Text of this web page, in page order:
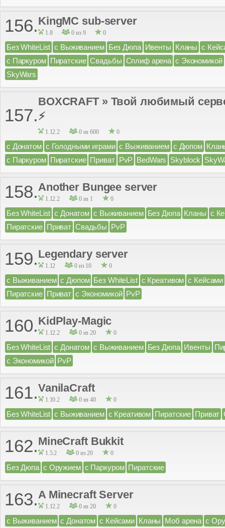
156.KingMC sub-server
1.8 0 из 9 0
Без WhiteList с Выживанием Без Дюпа Ивенты Кланы с
с Паркуром Пиратские Свадьбы Сплиф арена с Экономикой
SkyWars
157.
BOXCRAFT » Твой любимый
⚡
1.12.2 0 из 600 0
с Донатом с Голодными играми с Выживанием с Дюпом
с Паркуром Пиратские Приват PvP BedWars Skyblock
158.Another Bungee server
1.12.2 0 из 1 0
Без WhiteList с Донатом с Выживанием Без Дюпа Кланы с
Пиратские Приват Свадьбы PvP
159.Legendary server
1.12 0 из 10 0
с Выживанием с Дюпом Без WhiteList с Креативом с Кейсами
Пиратские Приват с Экономикой PvP
160.KidPlay-Magic
1.12.2 0 из 20 0
Без WhiteList с Донатом с Выживанием Без Дюпа Ивенты
с Экономикой PvP
161.VanilaCraft
1.10.2 0 из 40 0
Без WhiteList с Выживанием с Креативом Пиратские Приват
162.MineCraft Bukkit
1.5.2 0 из 20 0
Без Дюпа с Оружием с Паркуром Пиратские
163.A Minecraft Server
1.12.2 0 из 20 0
с Выживанием с Донатом с Кейсами Кланы Моб арена с